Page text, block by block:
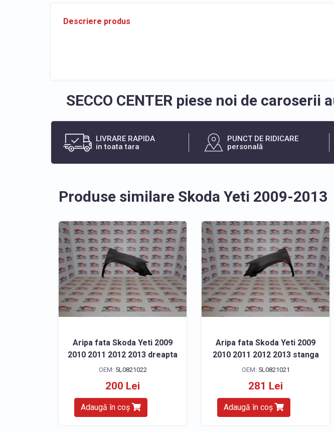
Descriere produs
SECCO CENTER piese noi de caroserii
LIVRARE RAPIDA
in toata tara
PUNCT DE RIDICARE
personală
Produse similare Skoda Yeti 2009-2013
Aripa fata Skoda Yeti 2009
2010 2011 2012 2013 dreapta
OEM: 5L0821022
200 Lei
Adaugă în coș
Aripa fata Skoda Yeti 2009
2010 2011 2012 2013 stanga
OEM: 5L0821021
281 Lei
Adaugă în coș